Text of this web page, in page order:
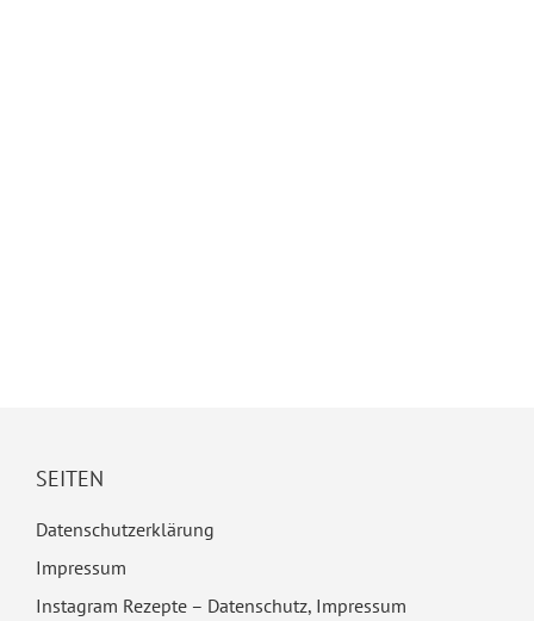
SEITEN
Datenschutzerklärung
Impressum
Instagram Rezepte – Datenschutz, Impressum